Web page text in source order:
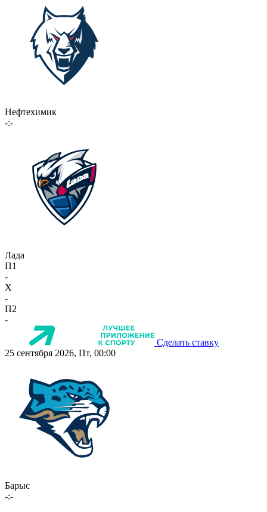
Нефтехимик
-:-
Лада
П1
-
X
-
П2
-
Сделать ставку
25 сентября 2026, Пт, 00:00
Барыс
-:-